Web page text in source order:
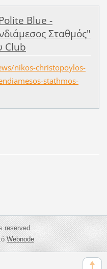
Blue -
Σταθμός"
Club
nikos-christopoylos-
stathmos-
reserved.
Webnode